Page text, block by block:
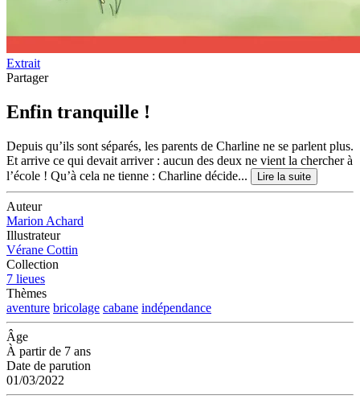
Extrait
Partager
Enfin tranquille !
Depuis qu’ils sont séparés, les parents de Charline ne se parlent plus.
Et arrive ce qui devait arriver : aucun des deux ne vient la chercher à
l’école ! Qu’à cela ne tienne : Charline décide...
Lire la suite
Auteur
Marion Achard
Illustrateur
Vérane Cottin
Collection
7 lieues
Thèmes
aventure bricolage cabane indépendance
Âge
À partir de 7 ans
Date de parution
01/03/2022